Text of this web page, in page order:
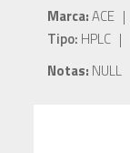
Marca:ACE |
Tipo: HPLC |
Notas: NULL